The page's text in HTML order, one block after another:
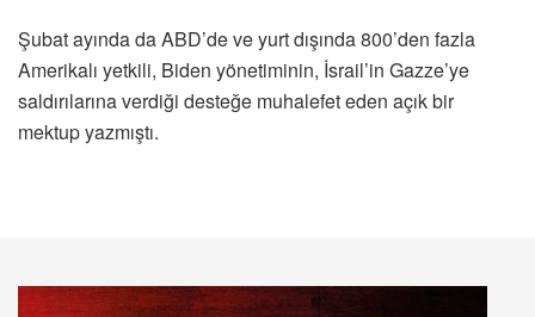
Şubat ayında da ABD’de ve yurt dışında 800’den fazla
Amerikalı yetkili, Biden yönetiminin, İsrail’in Gazze’ye
saldırılarına verdiği desteğe muhalefet eden açık bir
mektup yazmıştı.